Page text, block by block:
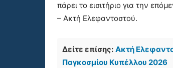
πάρει το εισιτήριο για την
– Ακτή Ελεφαντοστού.
Δείτε επίσης: Ακτή
Παγκοσμίου Κυπέλλου 2026